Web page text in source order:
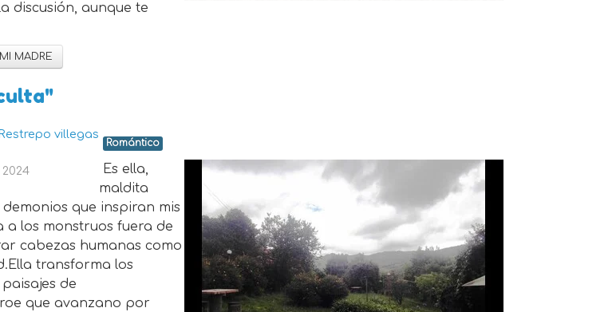
discusión, aunque te
MADRE
villegas
Romántico
Es ella,
maldita
que inspiran mis
a los monstruos fuera de
cabezas humanas como
transforma los
de
que avanzano por